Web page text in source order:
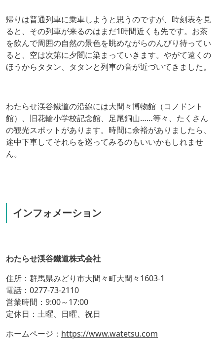
帰りは普通列車に乗車しようと思うのですが、時刻表を見
ると、その列車が来るのはまだ1時間近くも先です。お茶
を飲んで周囲の自然の景色を眺めながらのんびり待ってい
ると、空は次第に夕闇に染まっていきます。やがて遠くの
ほうからタタン、タタンと列車の音が近づいてきました。
わたらせ渓谷鐵道の沿線には大間々博物館（コノドント
館）、旧花輪小学校記念館、足尾銅山……等々、たくさん
の観光スポットがあります。時間に余裕がありましたら、
途中下車してそれらを巡ってみるのもいいかもしれませ
ん。
インフォメーション
わたらせ渓谷鐵道株式会社
住所：群馬県みどり市大間々町大間々1603-1
電話：0277-73-2110
営業時間：9:00～17:00
定休日：土曜、日曜、祝日
ホームページ： https://www.watetsu.com